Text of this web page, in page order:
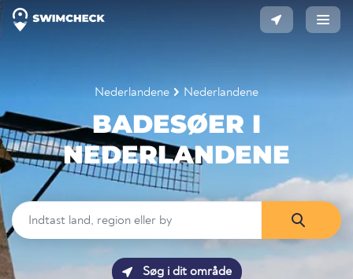
Nederlandene Nederlandene
BADESØER I
NEDERLANDENE
Søg i dit område